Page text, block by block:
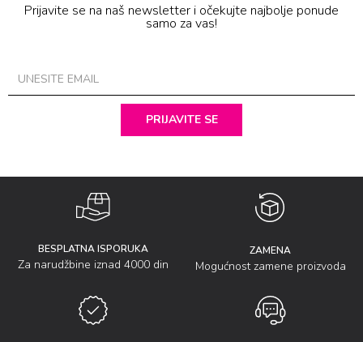
Prijavite se na naš newsletter i očekujte najbolje ponude
samo za vas!
PRIJAVITE SE
BESPLATNA ISPORUKA
Za narudžbine iznad 4000 din
ZAMENA
Mogućnost zamene proizvoda